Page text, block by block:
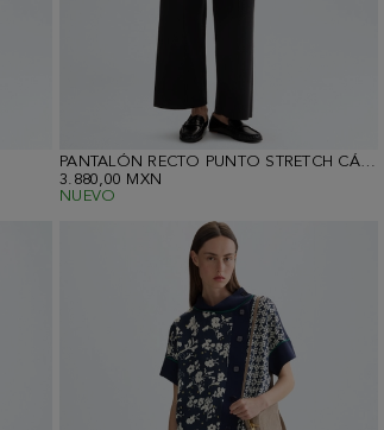
PANTALÓN RECTO PUNTO STRETCH CÁLIDO
3.880,00 MXN
NUEVO